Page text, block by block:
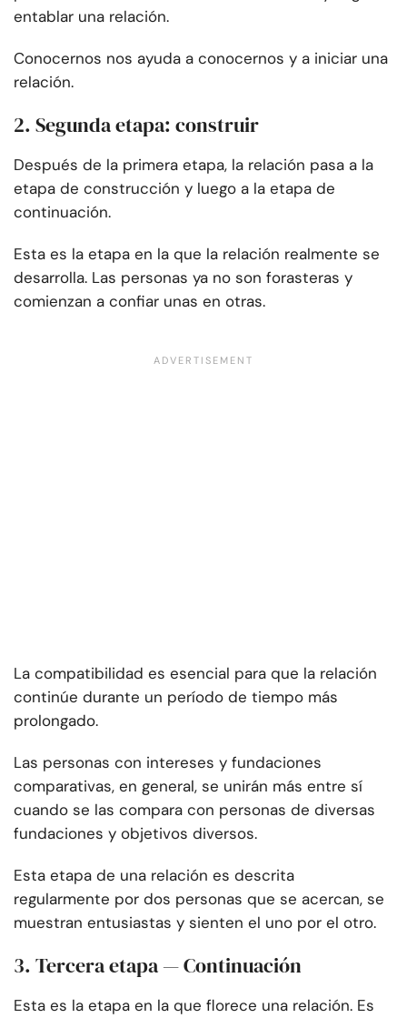
entablar una relación.
Conocernos nos ayuda a conocernos y a iniciar una
relación.
2. Segunda etapa: construir
Después de la primera etapa, la relación pasa a la
etapa de construcción y luego a la etapa de
continuación.
Esta es la etapa en la que la relación realmente se
desarrolla. Las personas ya no son forasteras y
comienzan a confiar unas en otras.
La compatibilidad es esencial para que la relación
continúe durante un período de tiempo más
prolongado.
Las personas con intereses y fundaciones
comparativas, en general, se unirán más entre sí
cuando se las compara con personas de diversas
fundaciones y objetivos diversos.
Esta etapa de una relación es descrita
regularmente por dos personas que se acercan, se
muestran entusiastas y sienten el uno por el otro.
3. Tercera etapa — Continuación
Esta es la etapa en la que florece una relación. Es